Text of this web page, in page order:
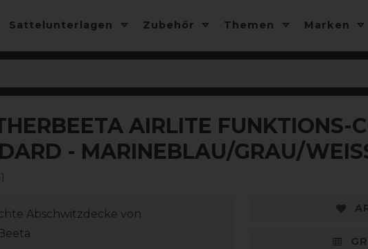
Sattelunterlagen Zubehör Themen Marken
AIRLITE FUNKTIONS-
- MARINEBLAU/GRAU/WEISS
Abschwitzdecke von